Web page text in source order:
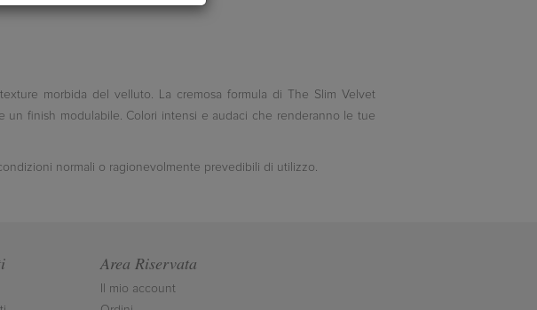
morbida del velluto. La cremosa formula di The Slim Velvet
un finish modulabile. Colori intensi e audaci che renderanno le tue
normali o ragionevolmente prevedibili di utilizzo.
Area Riservata
Il mio account